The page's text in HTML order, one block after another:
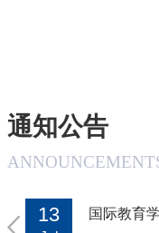
在学科建设、国际学生培
评价长安大学在交通基础
合培养模式，结合马来西
通知公告
13 国际教育